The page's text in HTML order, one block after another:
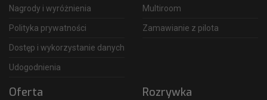
Nagrody i wyróżnienia
Polityka prywatności
Dostęp i wykorzystanie danych
Udogodnienia
Multiroom
Zamawianie z pilota
Oferta Rozrywka